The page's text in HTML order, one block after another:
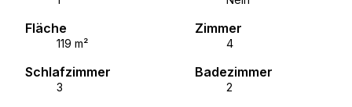
Fläche
119 m²
Zimmer
4
Schlafzimmer
3
Badezimmer
2